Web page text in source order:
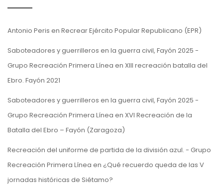
Antonio Peris en Recrear Ejército Popular Republicano (EPR)
Saboteadores y guerrilleros en la guerra civil, Fayón 2025 -
Grupo Recreación Primera Línea en XIII recreación batalla del
Ebro. Fayón 2021
Saboteadores y guerrilleros en la guerra civil, Fayón 2025 -
Grupo Recreación Primera Línea en XVI Recreación de la
Batalla del Ebro – Fayón (Zaragoza)
Recreación del uniforme de partida de la división azul. - Grupo
Recreación Primera Línea en ¿Qué recuerdo queda de las V
jornadas históricas de Siétamo?